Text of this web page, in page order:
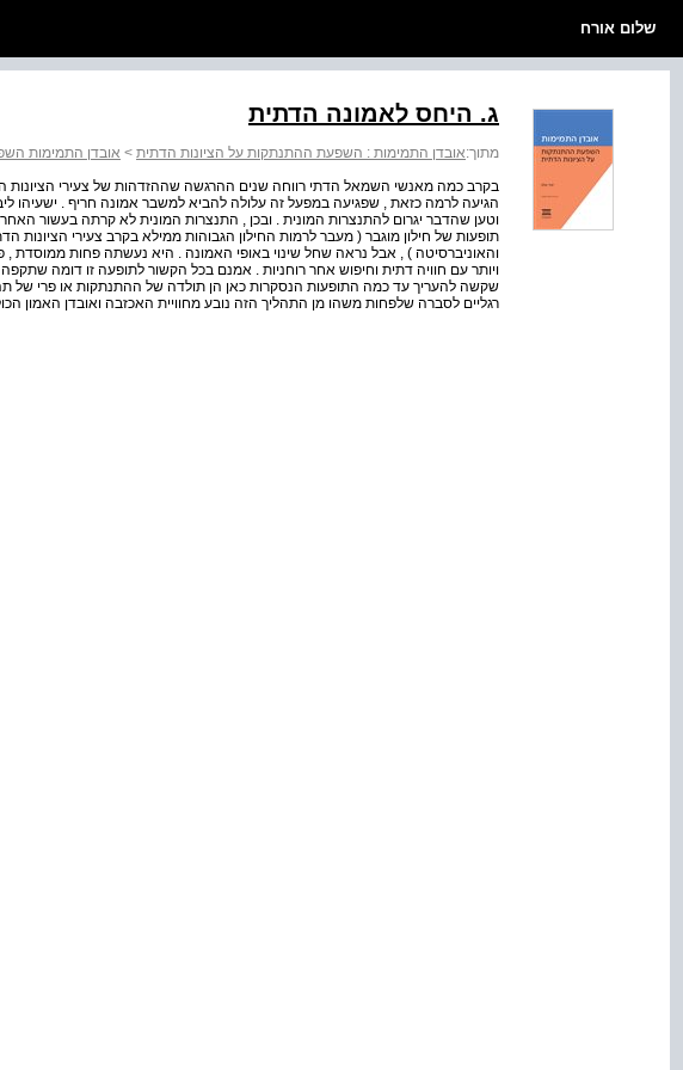
שלום אורח
ג. היחס לאמונה הדתית
מתוך:אובדן התמימות : השפעת ההתנתקות על הציונות הדתית > אובדן התמימות
בקרב כמה מאנשי השמאל הדתי רווחה שנים ההרגשה שההזדהות של צעירי
הגיעה לרמה כזאת , שפגיעה במפעל זה עלולה להביא למשבר אמונה חריף . ישעיהו
וטען שהדבר יגרום להתנצרות המונית . ובכן , התנצרות המונית לא קרתה בעשור
תופעות של חילון מוגבר ( מעבר לרמות החילון הגבוהות ממילא בקרב צעירי הציונות
והאוניברסיטה ) , אבל נראה שחל שינוי באופי האמונה . היא נעשתה פחות ממוסדת ,
ויותר עם חוויה דתית וחיפוש אחר רוחניות . אמנם בכל הקשור לתופעה זו דומה
שקשה להעריך עד כמה התופעות הנסקרות כאן הן תולדה של ההתנתקות או פרי של
רגליים לסברה שלפחות משהו מן התהליך הזה נובע מחוויית האכזבה ואובדן האמון